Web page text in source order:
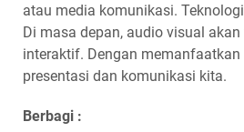
atau media komunikasi.
Di masa depan, audio visual
interaktif. Dengan
presentasi dan komunikasi kita.
Berbagi :